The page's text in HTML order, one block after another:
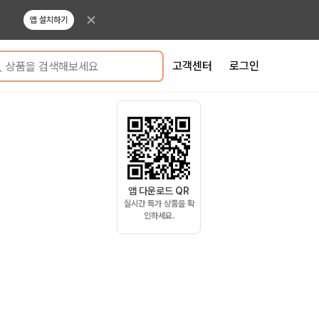
앱 설치하기
상품을 검색해보세요 고객센터 로그인
앱 다운로드 QR
실시간 특가 상품을 확
인하세요.